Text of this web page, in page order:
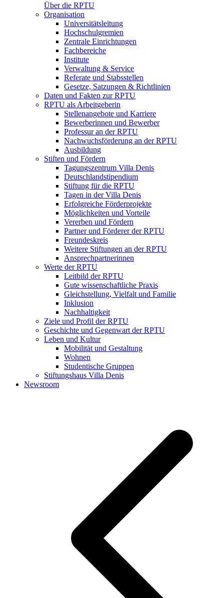
Über die RPTU
Organisation
Universitätsleitung
Hochschulgremien
Zentrale Einrichtungen
Fachbereiche
Institute
Verwaltung & Service
Referate und Stabsstellen
Gesetze, Satzungen & Richtlinien
Daten und Fakten zur RPTU
RPTU als Arbeitgeberin
Stellenangebote und Karriere
Bewerberinnen und Bewerber
Professur an der RPTU
Nachwuchsförderung an der RPTU
Ausbildung
Stiften und Fördern
Tagungszentrum Villa Denis
Deutschlandstipendium
Stiftung für die RPTU
Tagen in der Villa Denis
Erfolgreiche Förderprojekte
Möglichkeiten und Vorteile
Vererben und Fördern
Partner und Förderer der RPTU
Freundeskreis
Weitere Stiftungen an der RPTU
Ansprechpartnerinnen
Werte der RPTU
Leitbild der RPTU
Gute wissenschaftliche Praxis
Gleichstellung, Vielfalt und Familie
Inklusion
Nachhaltigkeit
Ziele und Profil der RPTU
Geschichte und Gegenwart der RPTU
Leben und Kultur
Mobilität und Gestaltung
Wohnen
Studentische Gruppen
Stiftungshaus Villa Denis
Newsroom